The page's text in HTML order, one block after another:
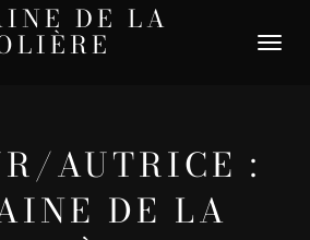
DE LA
DÉPLIER
AUTRICE :
DE LA